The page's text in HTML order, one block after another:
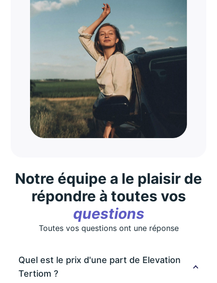
Notre équipe a le plaisir de
répondre à toutes vos
questions
Toutes vos questions ont une réponse
Quel est le prix d'une part de Elevation
Tertiom ?